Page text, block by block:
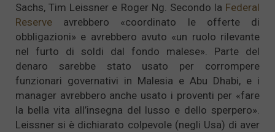
Sachs, Tim Leissner e Roger Ng. Secondo la Federal
Reserve avrebbero «coordinato le offerte di
obbligazioni» e avrebbero avuto «un ruolo rilevante
nel furto di soldi dal fondo malese». Parte del
denaro sarebbe stato usato per corrompere
funzionari governativi in Malesia e Abu Dhabi, e i
manager avrebbero anche usato i proventi per «fare
la bella vita all’insegna del lusso e dello sperpero».
Leissner si è dichiarato colpevole (negli Usa) di aver